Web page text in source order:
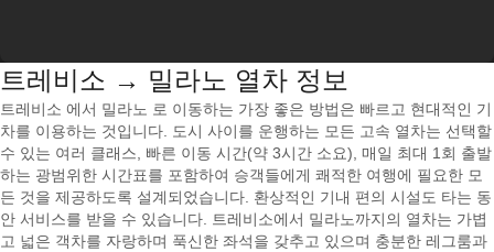
트레비소 → 밀라노 열차 정보
트레비소 에서 밀라노 로 이동하는 가장 좋은 방법은 빠르고 현대적인 기
차를 이용하는 것입니다. 도시 사이를 운행하는 모든 고속 열차는 선택할
수 있는 여러 클래스, 빠른 이동 시간(약 3시간 소요), 매일 최대 1회 출발
하는 광범위한 시간표를 포함하여 승객들에게 쾌적한 여행에 필요한 모
든 것을 제공하도록 설계되었습니다. 환상적인 기내 편의 시설도 타는 동
안 서비스를 받을 수 있습니다. 트레비소에서 밀라노까지의 열차는 가볍
고 넓은 객차를 자랑하며 푹신한 좌석을 갖추고 있으며 충분한 레그룸과